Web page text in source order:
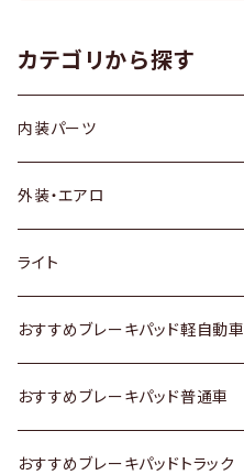
カテゴリから探す
内装パーツ
トヨタ
ホンダ
スズキ
日産
いすゞ
外装・エアロ
トヨタ
ホンダ
スズキ
日産
ライト
トヨタ
スズキ
日産
おすすめブレーキパッド軽自動車
トヨタ
ホンダ
おすすめブレーキパッド普通車
トヨタ
おすすめブレーキパッドトラック